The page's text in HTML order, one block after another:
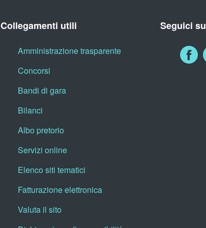
Collegamenti utili
Amministrazione trasparente
Concorsi
Bandi di gara
Bilanci
Albo pretorio
Servizi online
Elenco siti tematici
Fatturazione elettronica
Valuta il sito
Seguici su